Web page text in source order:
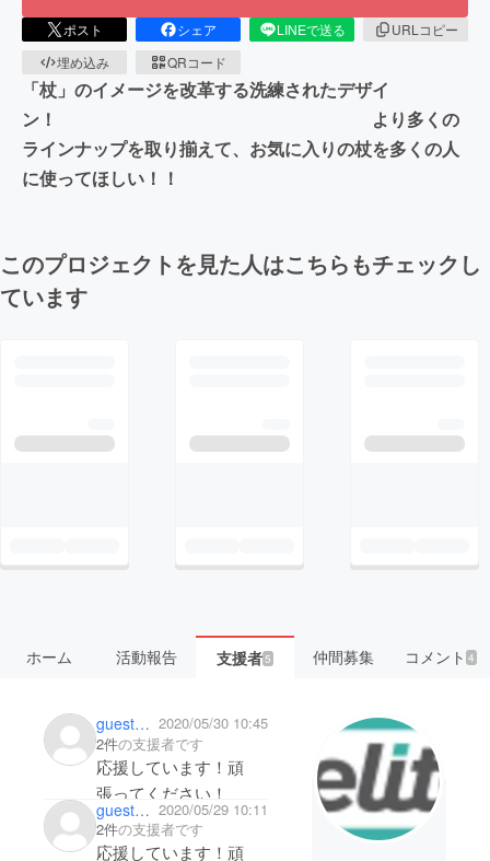
ポスト シェア LINEで送る
URLコピー
埋め込み
QRコード
「杖」のイメージを改革する洗練されたデザイ
ン！ より多くの
ラインナップを取り揃えて、お気に入りの杖を多くの人
に使ってほしい！！
このプロジェクトを見た人はこちらもチェックし
ています
ホーム 活動報告 支援者5 仲間募集 コメント4
guestd69e0e555ab4 2020/05/30 10:45
2件の支援者です
応援しています！頑
張ってください！
guestdd1351d2bcf4 2020/05/29 10:11
2件の支援者です
応援しています！頑